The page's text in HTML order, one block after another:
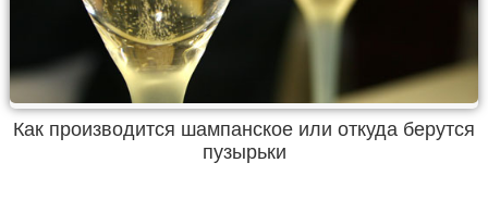
Как производится шампанское или откуда берутся
пузырьки